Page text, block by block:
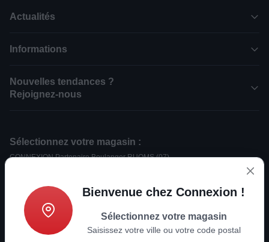
Actualités
Informations
Nouvelles tendances ?
Rejoignez-nous
Sélectionnez votre magasin :
CONNEXION Partenaire Boulanger RUOMS (07)
CONNEXION Partenaire Boulanger BAUME-LES-DAMES (25)
CONNEXION Partenaire Boulanger NYONS (26)
CONNEXION Partenaire Boulanger ETOILE-SUR-RHONE (26)
CONNEXION Partenaire Boulanger REVEL (31)
Bienvenue chez Connexion !
Sélectionnez votre magasin
Saisissez votre ville ou votre code postal